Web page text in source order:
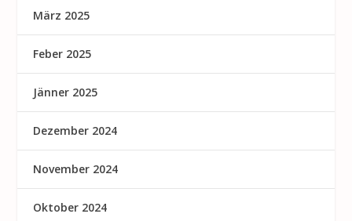
März 2025
Feber 2025
Jänner 2025
Dezember 2024
November 2024
Oktober 2024